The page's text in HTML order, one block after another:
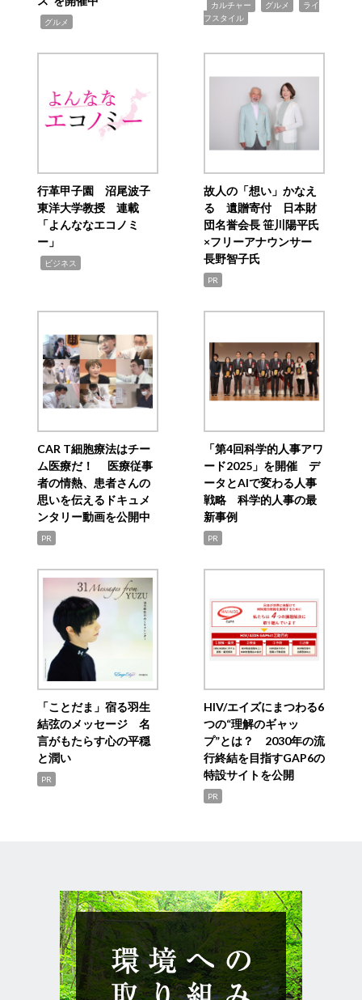
グルメ
カルチャー グルメ
ライ
フスタイル
行革甲子園 沼尾波子
東洋大学教授 連載
「よんななエコノミ
ー」
ビジネス
故人の「想い」かなえ
る 遺贈寄付 日本財
団名誉会長 笹川陽平氏
×フリーアナウンサー
長野智子氏
PR
CAR T細胞療法はチー
ム医療だ！ 医療従事
者の情熱、患者さんの
思いを伝えるドキュメ
ンタリー動画を公開中
PR
「第4回科学的人事アワ
ード2025」を開催 デ
ータとAIで変わる人事
戦略 科学的人事の最
新事例
PR
「ことだま」宿る羽生
結弦のメッセージ 名
言がもたらす心の平穏
と潤い
PR
HIV/エイズにまつわる6
つの“理解のギャッ
プ”とは？ 2030年の流
行終結を目指すGAP6の
特設サイトを公開
PR